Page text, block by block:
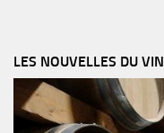
LES NOUVELLES DU VIN